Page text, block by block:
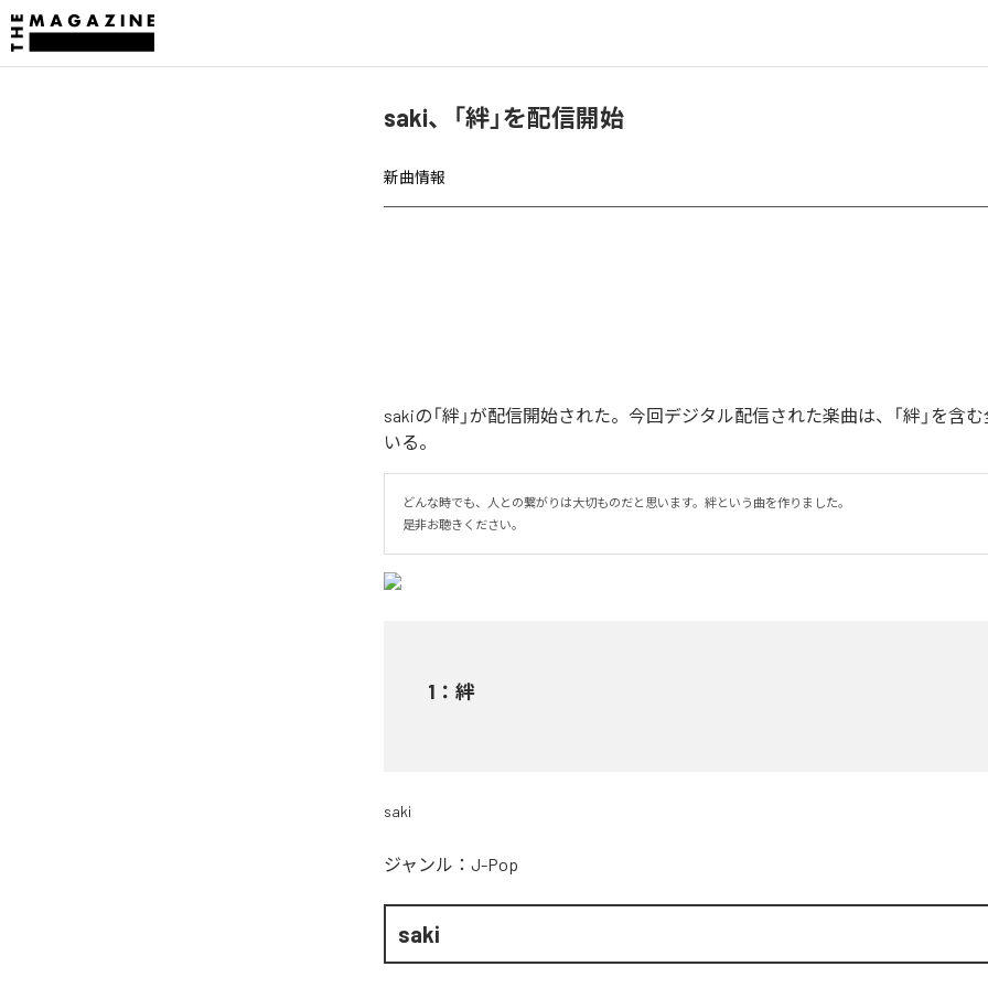
saki、「絆」を配信開始
新曲情報
sakiの「絆」が配信開始された。今回デジタル配信された楽曲は、「絆」を含
いる。
どんな時でも、人との繋がりは大切ものだと思います。絆という曲を作りました。
是非お聴きください。
1 ： 絆
saki
ジャンル： J-Pop
saki